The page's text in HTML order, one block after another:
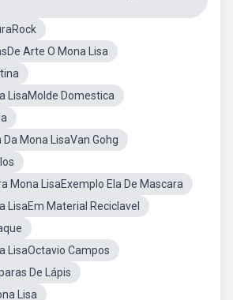
Arte O Mona Lisa
LisaMolde Domestica
Da Mona LisaVan Gohg
Mona LisaExemplo Ela De Mascara
LisaEm Material Reciclavel
LisaOctavio Campos
De Lápis
Lisa